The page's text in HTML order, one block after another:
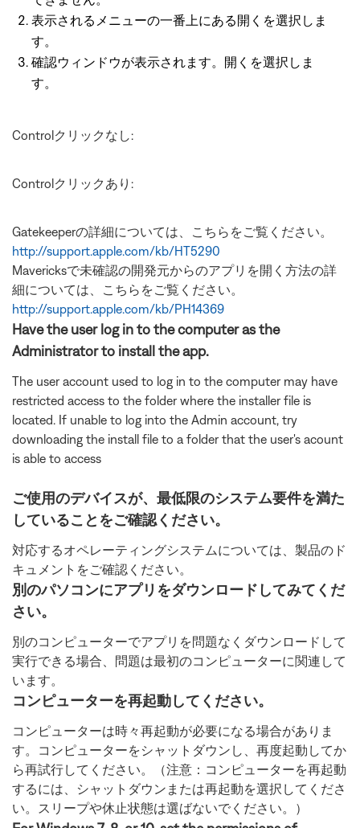
表示されるメニューの一番上にある開くを選択しま
す。
確認ウィンドウが表示されます。開くを選択しま
す。
Controlクリックなし:
Controlクリックあり:
Gatekeeperの詳細については、こちらをご覧ください。
http://support.apple.com/kb/HT5290
Mavericksで未確認の開発元からのアプリを開く方法の詳
細については、こちらをご覧ください。
http://support.apple.com/kb/PH14369
Have the user log in to the computer as the
Administrator to install the app.
The user account used to log in to the computer may have
restricted access to the folder where the installer file is
located. If unable to log into the Admin account, try
downloading the install file to a folder that the user's acount
is able to access
ご使用のデバイスが、最低限のシステム要件を満た
していることをご確認ください。
対応するオペレーティングシステムについては、製品のド
キュメントをご確認ください。
別のパソコンにアプリをダウンロードしてみてくだ
さい。
別のコンピューターでアプリを問題なくダウンロードして
実行できる場合、問題は最初のコンピューターに関連して
います。
コンピューターを再起動してください。
コンピューターは時々再起動が必要になる場合がありま
す。コンピューターをシャットダウンし、再度起動してか
ら再試行してください。（注意：コンピューターを再起動
するには、シャットダウンまたは再起動を選択してくださ
い。スリープや休止状態は選ばないでください。）